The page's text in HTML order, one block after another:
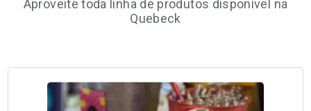
Aproveite toda linha de produtos disponível na
Quebeck